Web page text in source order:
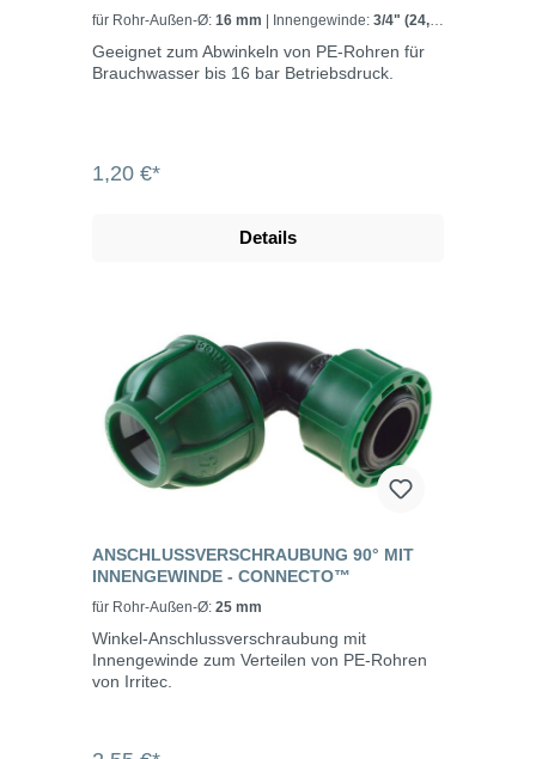
für Rohr-Außen-Ø: 16 mm | Innengewinde: 3/4" (24,2
Geeignet zum Abwinkeln von PE-Rohren für
Brauchwasser bis 16 bar Betriebsdruck.
1,20 €*
Details
ANSCHLUSSVERSCHRAUBUNG 90° MIT
INNENGEWINDE - CONNECTO™
für Rohr-Außen-Ø: 25 mm
Winkel-Anschlussverschraubung mit
Innengewinde zum Verteilen von PE-Rohren
von Irritec.